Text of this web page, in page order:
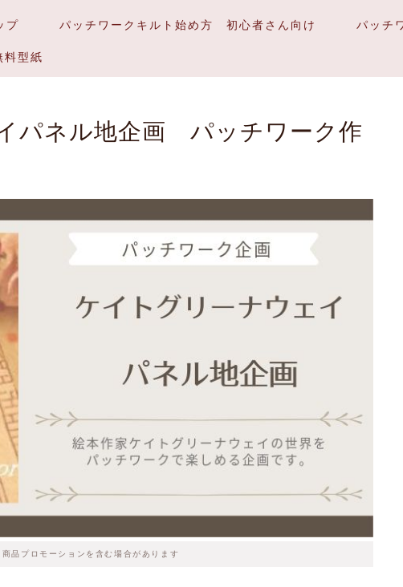
プ パッチワークキルト始め方 初心者さん向け パッチ
料型紙
パネル地企画 パッチワーク作
商品プロモーションを含む場合があります